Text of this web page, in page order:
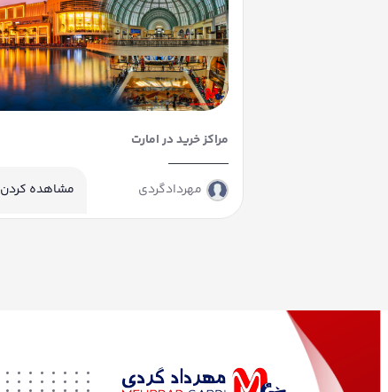
مراکز خرید در امارت
مهردادگردی مشاهده کردن